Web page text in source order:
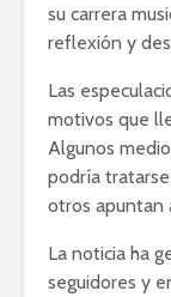
su carrera
reflexión y
Las
motivos que
Algunos
podría
otros apuntan
La noticia ha
seguidores y